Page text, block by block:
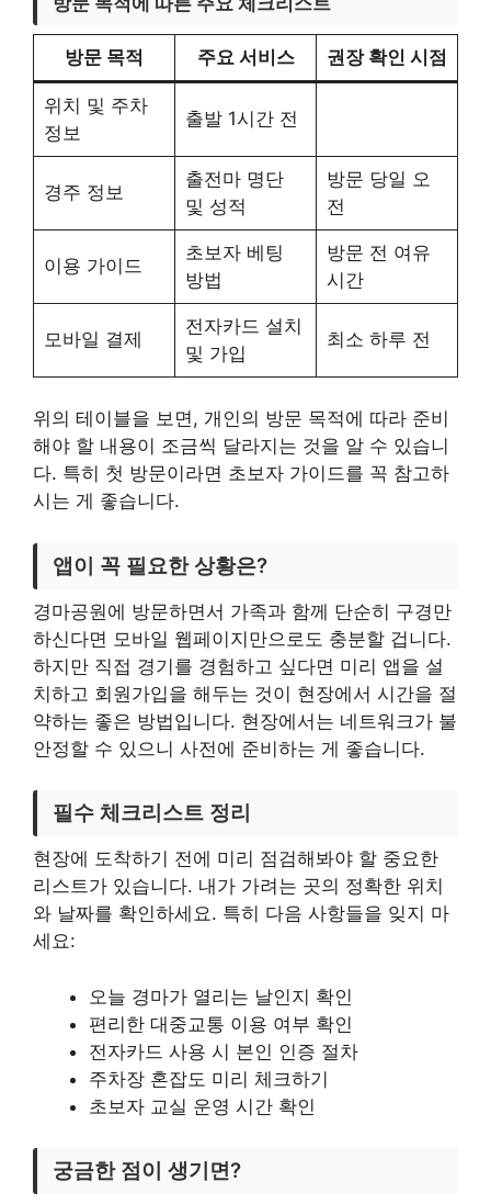
방문 목적 주요 서비스 권장 확인 시점
위치 및 주차
정보
출발 1시간 전
경주 정보
출전마 명단
및 성적
방문 당일 오
전
이용 가이드
초보자 베팅
방법
방문 전 여유
시간
모바일 결제
전자카드 설치
및 가입
최소 하루 전
위의 테이블을 보면, 개인의 방문 목적에 따라 준비
해야 할 내용이 조금씩 달라지는 것을 알 수 있습니
다. 특히 첫 방문이라면 초보자 가이드를 꼭 참고하
시는 게 좋습니다.
앱이 꼭 필요한 상황은?
경마공원에 방문하면서 가족과 함께 단순히 구경만
하신다면 모바일 웹페이지만으로도 충분할 겁니다.
하지만 직접 경기를 경험하고 싶다면 미리 앱을 설
치하고 회원가입을 해두는 것이 현장에서 시간을 절
약하는 좋은 방법입니다. 현장에서는 네트워크가 불
안정할 수 있으니 사전에 준비하는 게 좋습니다.
필수 체크리스트 정리
현장에 도착하기 전에 미리 점검해봐야 할 중요한
리스트가 있습니다. 내가 가려는 곳의 정확한 위치
와 날짜를 확인하세요. 특히 다음 사항들을 잊지 마
세요:
오늘 경마가 열리는 날인지 확인
편리한 대중교통 이용 여부 확인
전자카드 사용 시 본인 인증 절차
주차장 혼잡도 미리 체크하기
초보자 교실 운영 시간 확인
궁금한 점이 생기면?